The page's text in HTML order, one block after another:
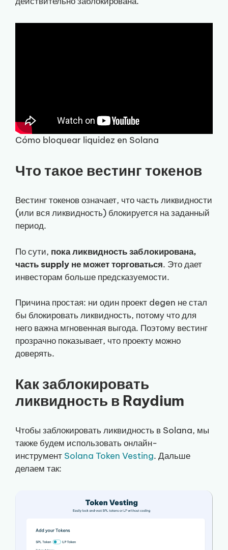
Cómo bloquear liquidez en Solana
Что такое вестинг токенов
Вестинг токенов означает, что часть ликвидности
(или вся ликвидность) блокируется на заданный
период.
По сути, пока ликвидность заблокирована,
часть supply не может торговаться. Это дает
инвесторам больше предсказуемости.
Причина простая: ни один проект degen не стал
бы блокировать ликвидность, потому что для
него важна мгновенная выгода. Поэтому вестинг
прозрачно показывает, что проекту можно
доверять.
Как заблокировать
ликвидность в Raydium
Чтобы заблокировать ликвидность в Solana, мы
также будем использовать онлайн-
инструмент Solana Token Vesting. Дальше
делаем так: